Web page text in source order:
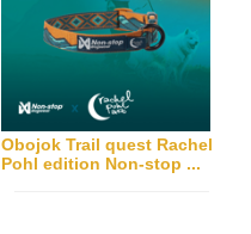
Obojok Trail quest Rachel
Pohl edition Non-stop ...